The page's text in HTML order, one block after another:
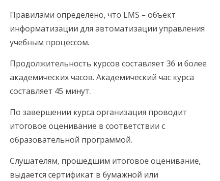
Правилами определено, что LMS – объект
информатизации для автоматизации управления
учебным процессом.
Продолжительность курсов составляет 36 и более
академических часов. Академический час курса
составляет 45 минут.
По завершении курса организация проводит
итоговое оценивание в соответствии с
образовательной программой.
Слушателям, прошедшим итоговое оценивание,
выдается сертификат в бумажной или